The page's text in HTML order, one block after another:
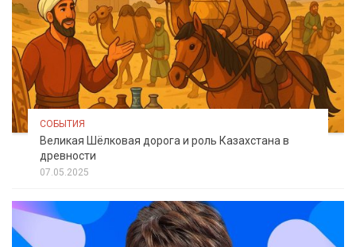
СОБЫТИЯ
Великая Шёлковая дорога и роль Казахстана в
древности
07.05.2025